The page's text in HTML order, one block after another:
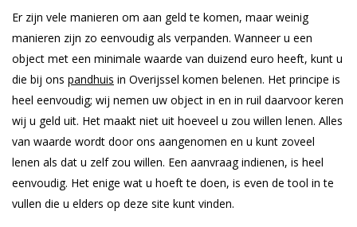
Er zijn vele manieren om aan geld te komen, maar weinig
manieren zijn zo eenvoudig als verpanden. Wanneer u een
object met een minimale waarde van duizend euro heeft, kunt u
die bij ons pandhuis in Overijssel komen belenen. Het principe is
heel eenvoudig; wij nemen uw object in en in ruil daarvoor keren
wij u geld uit. Het maakt niet uit hoeveel u zou willen lenen. Alles
van waarde wordt door ons aangenomen en u kunt zoveel
lenen als dat u zelf zou willen. Een aanvraag indienen, is heel
eenvoudig. Het enige wat u hoeft te doen, is even de tool in te
vullen die u elders op deze site kunt vinden.